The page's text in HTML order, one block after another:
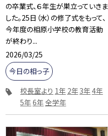
の卒業式、６年生が巣立っていきま
した。25日（水）の修了式をもって、
今年度の相原小学校の教育活動
が終わり...
2026/03/25
今日の相っ子
校長室より 1年 2年3年4年
5年6年全学年